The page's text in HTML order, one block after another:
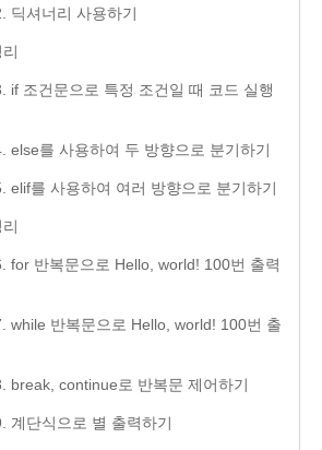
딕셔너리 사용하기
if 조건문으로 특정 조건일 때 코드 실행
else를 사용하여 두 방향으로 분기하기
elif를 사용하여 여러 방향으로 분기하기
for 반복문으로 Hello, world! 100번 출력
while 반복문으로 Hello, world! 100번 출
break, continue로 반복문 제어하기
계단식으로 별 출력하기